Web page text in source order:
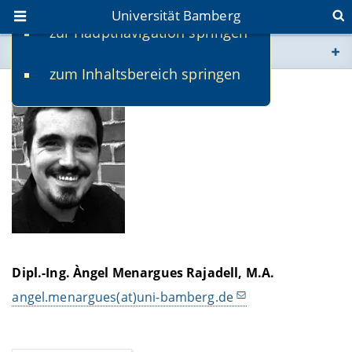
zur Hauptnavigation springen
zum Inhaltsbereich springen
Universität Bamberg
www.uni-bamberg.de
univis.uni-bamberg.de
fis.uni-bamberg.de
Dipl.-Ing. Àngel Menargues Rajadell, M.A.
angel.menargues(at)uni-bamberg.de